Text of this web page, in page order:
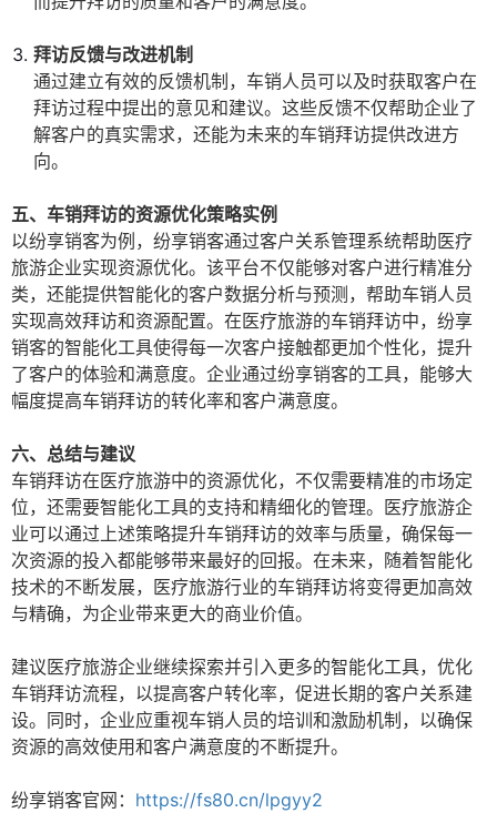
拜访反馈与改进机制
通过建立有效的反馈机制，车销人员可以及时获取客户在
拜访过程中提出的意见和建议。这些反馈不仅帮助企业了
解客户的真实需求，还能为未来的车销拜访提供改进方
向。
五、车销拜访的资源优化策略实例
以纷享销客为例，纷享销客通过客户关系管理系统帮助医疗
旅游企业实现资源优化。该平台不仅能够对客户进行精准分
类，还能提供智能化的客户数据分析与预测，帮助车销人员
实现高效拜访和资源配置。在医疗旅游的车销拜访中，纷享
销客的智能化工具使得每一次客户接触都更加个性化，提升
了客户的体验和满意度。企业通过纷享销客的工具，能够大
幅度提高车销拜访的转化率和客户满意度。
六、总结与建议
车销拜访在医疗旅游中的资源优化，不仅需要精准的市场定
位，还需要智能化工具的支持和精细化的管理。医疗旅游企
业可以通过上述策略提升车销拜访的效率与质量，确保每一
次资源的投入都能够带来最好的回报。在未来，随着智能化
技术的不断发展，医疗旅游行业的车销拜访将变得更加高效
与精确，为企业带来更大的商业价值。
建议医疗旅游企业继续探索并引入更多的智能化工具，优化
车销拜访流程，以提高客户转化率，促进长期的客户关系建
设。同时，企业应重视车销人员的培训和激励机制，以确保
资源的高效使用和客户满意度的不断提升。
纷享销客官网： https://fs80.cn/lpgyy2